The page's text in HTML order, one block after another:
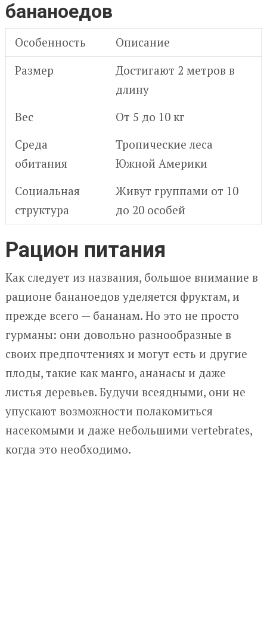
бананоедов
Особенность
Описание
Размер
Достигают 2 метров в
длину
Вес
От 5 до 10 кг
Среда
обитания
Тропические леса
Южной Америки
Социальная
структура
Живут группами от 10
до 20 особей
Рацион питания
Как следует из названия, большое внимание в
рационе бананоедов уделяется фруктам, и
прежде всего — бананам. Но это не просто
гурманы: они довольно разнообразные в
своих предпочтениях и могут есть и другие
плоды, такие как манго, ананасы и даже
листья деревьев. Будучи всеядными, они не
упускают возможности полакомиться
насекомыми и даже небольшими vertebrates,
когда это необходимо.